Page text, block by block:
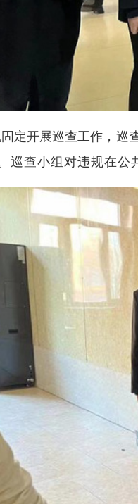
固定开展巡查工作 ， 巡
巡查小组对违规在公